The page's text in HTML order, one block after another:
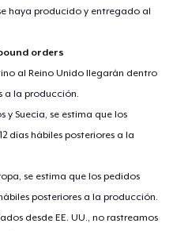
haya producido y entregado al
orders
al Reino Unido llegarán dentro
a la producción.
y Suecia, se estima que los
días hábiles posteriores a la
se estima que los pedidos
posteriores a la producción.
desde EE. UU., no rastreamos